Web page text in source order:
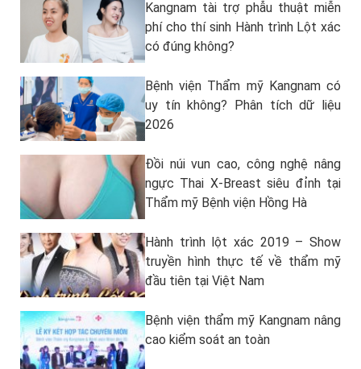
Kangnam tài trợ phẫu thuật miễn
phí cho thí sinh Hành trình Lột xác
có đúng không?
Bệnh viện Thẩm mỹ Kangnam có
uy tín không? Phân tích dữ liệu
2026
Đồi núi vun cao, công nghệ nâng
ngực Thai X-Breast siêu đỉnh tại
Thẩm mỹ Bệnh viện Hồng Hà
Hành trình lột xác 2019 – Show
truyền hình thực tế về thẩm mỹ
đầu tiên tại Việt Nam
Bệnh viện thẩm mỹ Kangnam nâng
cao kiểm soát an toàn